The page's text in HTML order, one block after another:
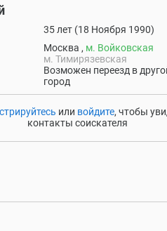
35 лет (18 Ноября 1990)
Москва , м. Войковская
м. Тимирязевская
Возможен переезд в
город
или войдите, чтобы
контакты соискателя